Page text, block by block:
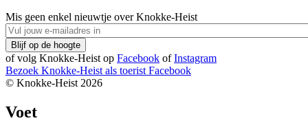
Mis geen enkel nieuwtje over Knokke-Heist
of volg Knokke-Heist op Facebook ofInstagram
Bezoek Knokke-Heist als toerist Facebook
© Knokke-Heist 2026
Voet